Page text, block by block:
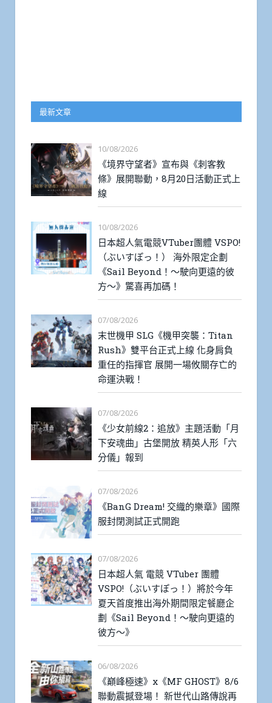
最新文章
10/08/2026
《境界守望者》宣布與《刺客教
條》展開聯動，8月20日活動正式上
線
10/08/2026
日本超人氣電競VTuber團體 VSPO!
（ぶいすぽっ！） 海外限定企劃
《Sail Beyond！～駛向更遠的彼
方～》驚喜再加碼！
07/08/2026
末世機甲 SLG《機甲突襲：Titan
Rush》雙平台正式上線 化身肩負
重任的指揮官 展開一場攸關存亡的
命運決戰！
07/08/2026
《少女前線2：追放》主題活動「月
下安魂曲」古堡開放 精英人形「六
分儀」報到
07/08/2026
《BanG Dream! 交織的樂章》國際
服封閉測試正式開跑
07/08/2026
日本超人氣 電競 VTuber 團體
VSPO!（ぶいすぽっ！）將於今年
夏天首度推出海外期間限定餐廳企
劃《Sail Beyond！～駛向更遠的
彼方～》
06/08/2026
《巔峰極速》x《MF GHOST》8/6
聯動震撼登場！ 新世代山路傳說再